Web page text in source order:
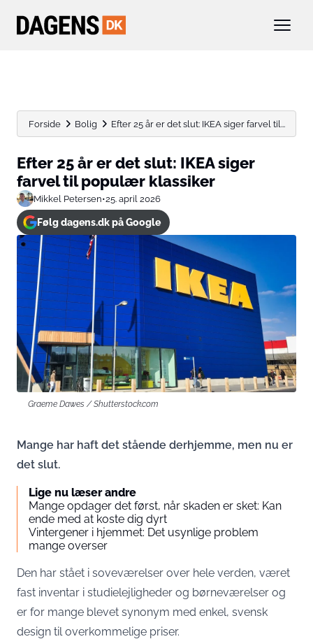
Forside Bolig Efter 25 år er det slut: IKEA siger farvel til...
Efter 25 år er det slut: IKEA siger
farvel til populær klassiker
Mikkel Petersen•25. april 2026
Følg dagens.dk på Google
Graeme Dawes / Shutterstock.com
Mange har haft det stående derhjemme, men nu er
det slut.
Lige nu læser andre
Mange opdager det først, når skaden er sket: Kan
ende med at koste dig dyrt
Vintergener i hjemmet: Det usynlige problem
mange overser
Den har stået i soveværelser over hele verden, været
fast inventar i studielejligheder og børneværelser og
er for mange blevet synonym med enkel, svensk
design til overkommelige priser.